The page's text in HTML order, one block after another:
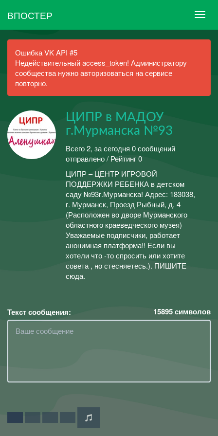
ВПОСТЕР
Ошибка VK API #5
Недействительный access_token! Администратору
сообщества нужно авторизоваться на сервисе
повторно.
ЦИПР в МАДОУ
г.Мурманска №93
Всего 2, за сегодня 0 сообщений
отправлено / Рейтинг 0
ЦИПР – ЦЕНТР ИГРОВОЙ
ПОДДЕРЖКИ РЕБЕНКА в детском
саду №93г.Мурманска! Адрес: 183038,
г. Мурманск, Проезд Рыбный, д. 4
(Расположен во дворе Мурманского
областного краеведческого музея)
Уважаемые подписчики, работает
анонимная платформа!! Если вы
хотели что -то спросить или хотите
совета , но стесняетесь.). ПИШИТЕ
сюда.
Текст сообщения: 15895символов